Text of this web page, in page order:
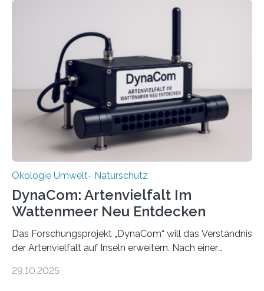
Ökologie Umwelt- Naturschutz
DynaCom: Artenvielfalt Im
Wattenmeer Neu Entdecken
Das Forschungsprojekt „DynaCom“ will das Verständnis
der Artenvielfalt auf Inseln erweitern. Nach einer
Beobachtungen im Wattenmeer ist nun eine große
29.10.2025